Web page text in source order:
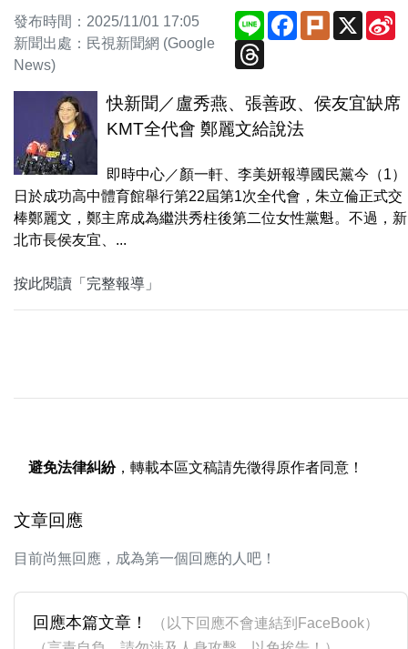
發布時間：2025/11/01 17:05
新聞出處：民視新聞網 (Google
News)
Line Facebook
PlurkX
Threads
快新聞／盧秀燕、張善政、侯友宜缺席
KMT全代會 鄭麗文給說法
即時中心／顏一軒、李美妍報導國民黨今（1）
日於成功高中體育館舉行第22屆第1次全代會，朱立倫正式交
棒鄭麗文，鄭主席成為繼洪秀柱後第二位女性黨魁。不過，新
北市長侯友宜、...
按此閱讀「完整報導」
避免法律糾紛，轉載本區文稿請先徵得原作者同意！
文章回應
目前尚無回應，成為第一個回應的人吧！
回應本篇文章！
（以下回應不會連結到FaceBook）